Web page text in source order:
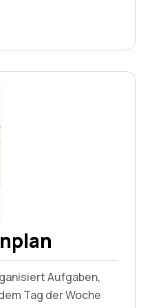
Aufgaben,
Tag der Woche